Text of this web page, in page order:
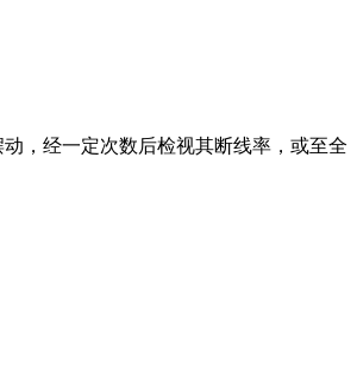
，经一定次数后检视其断线率，或至全